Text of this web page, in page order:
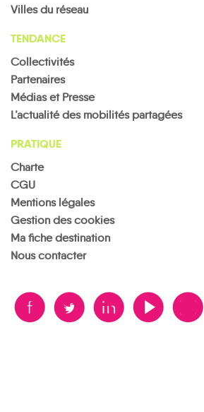
Villes du réseau
TENDANCE
Collectivités
Partenaires
Médias et Presse
L’actualité des mobilités partagées
PRATIQUE
Charte
CGU
Mentions légales
Gestion des cookies
Ma fiche destination
Nous contacter
B A D F V